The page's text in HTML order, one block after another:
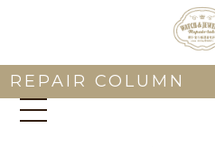
REPAIR COLUMN